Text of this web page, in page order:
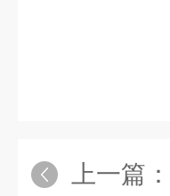
上一篇：